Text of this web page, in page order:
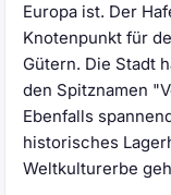
Europa ist. Der
Knotenpunkt für
Gütern. Die Stadt
den Spitznamen
Ebenfalls
historisches
Weltkulturerbe